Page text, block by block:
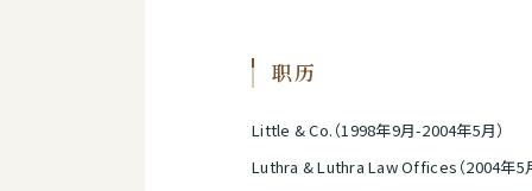
职历
Little & Co.（1998年9月-2004年5月）
Luthra & Luthra Law Offices（2004年5